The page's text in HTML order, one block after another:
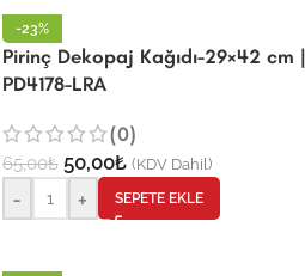
-23%
Pirinç Dekopaj Kağıdı-29×42 cm |
PD4178-LRA
(0)
65,00₺ 50,00₺ (KDV Dahil)
- + SEPETE EKLE